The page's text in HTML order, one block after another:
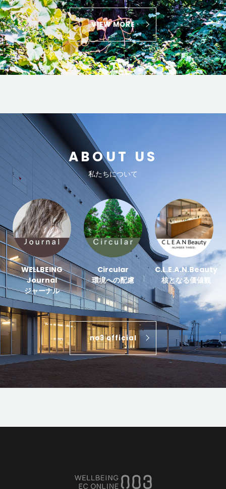
VIEW MORE
ABOUT US
私たちについて
WELLBEING
Journal
ジャーナル
Circular
環境への配慮
C.L.E.A.N.Beauty
核となる価値観
no3 official